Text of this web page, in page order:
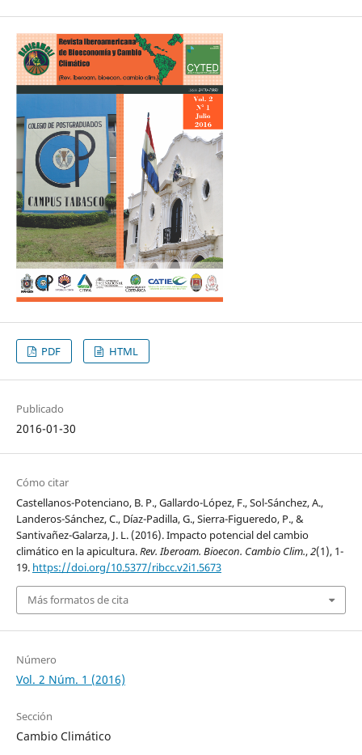
PDF HTML
Publicado
2016-01-30
Cómo citar
Castellanos-Potenciano, B. P., Gallardo-López, F., Sol-Sánchez, A.,
Landeros-Sánchez, C., Díaz-Padilla, G., Sierra-Figueredo, P., &
Santivañez-Galarza, J. L. (2016). Impacto potencial del cambio
climático en la apicultura.Rev. Iberoam. Bioecon. Cambio Clim.,2(1), 1-
19. https://doi.org/10.5377/ribcc.v2i1.5673
Más formatos de cita
Número
Vol. 2 Núm. 1 (2016)
Sección
Cambio Climático